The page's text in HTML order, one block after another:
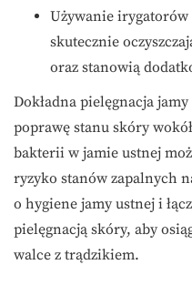
Używanie
skutecznie
oraz stanowią
Dokładna pielęgnacja
poprawę stanu skóry
bakterii w jamie ustnej
ryzyko stanów zapalnych
o hygiene jamy ustnej i
pielęgnacją skóry, aby
walce z trądzikiem.